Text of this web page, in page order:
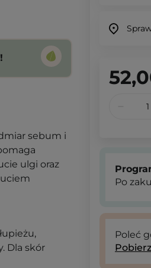
sebum i
ulgi oraz
Dla skór
Po
Poleć